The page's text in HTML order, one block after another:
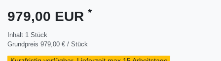
979,00 EUR *
Inhalt 1 Stück
Grundpreis 979,00 € / Stück